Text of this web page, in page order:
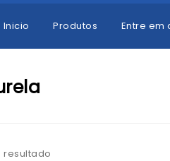
Inicio Produtos Entre em
resultado